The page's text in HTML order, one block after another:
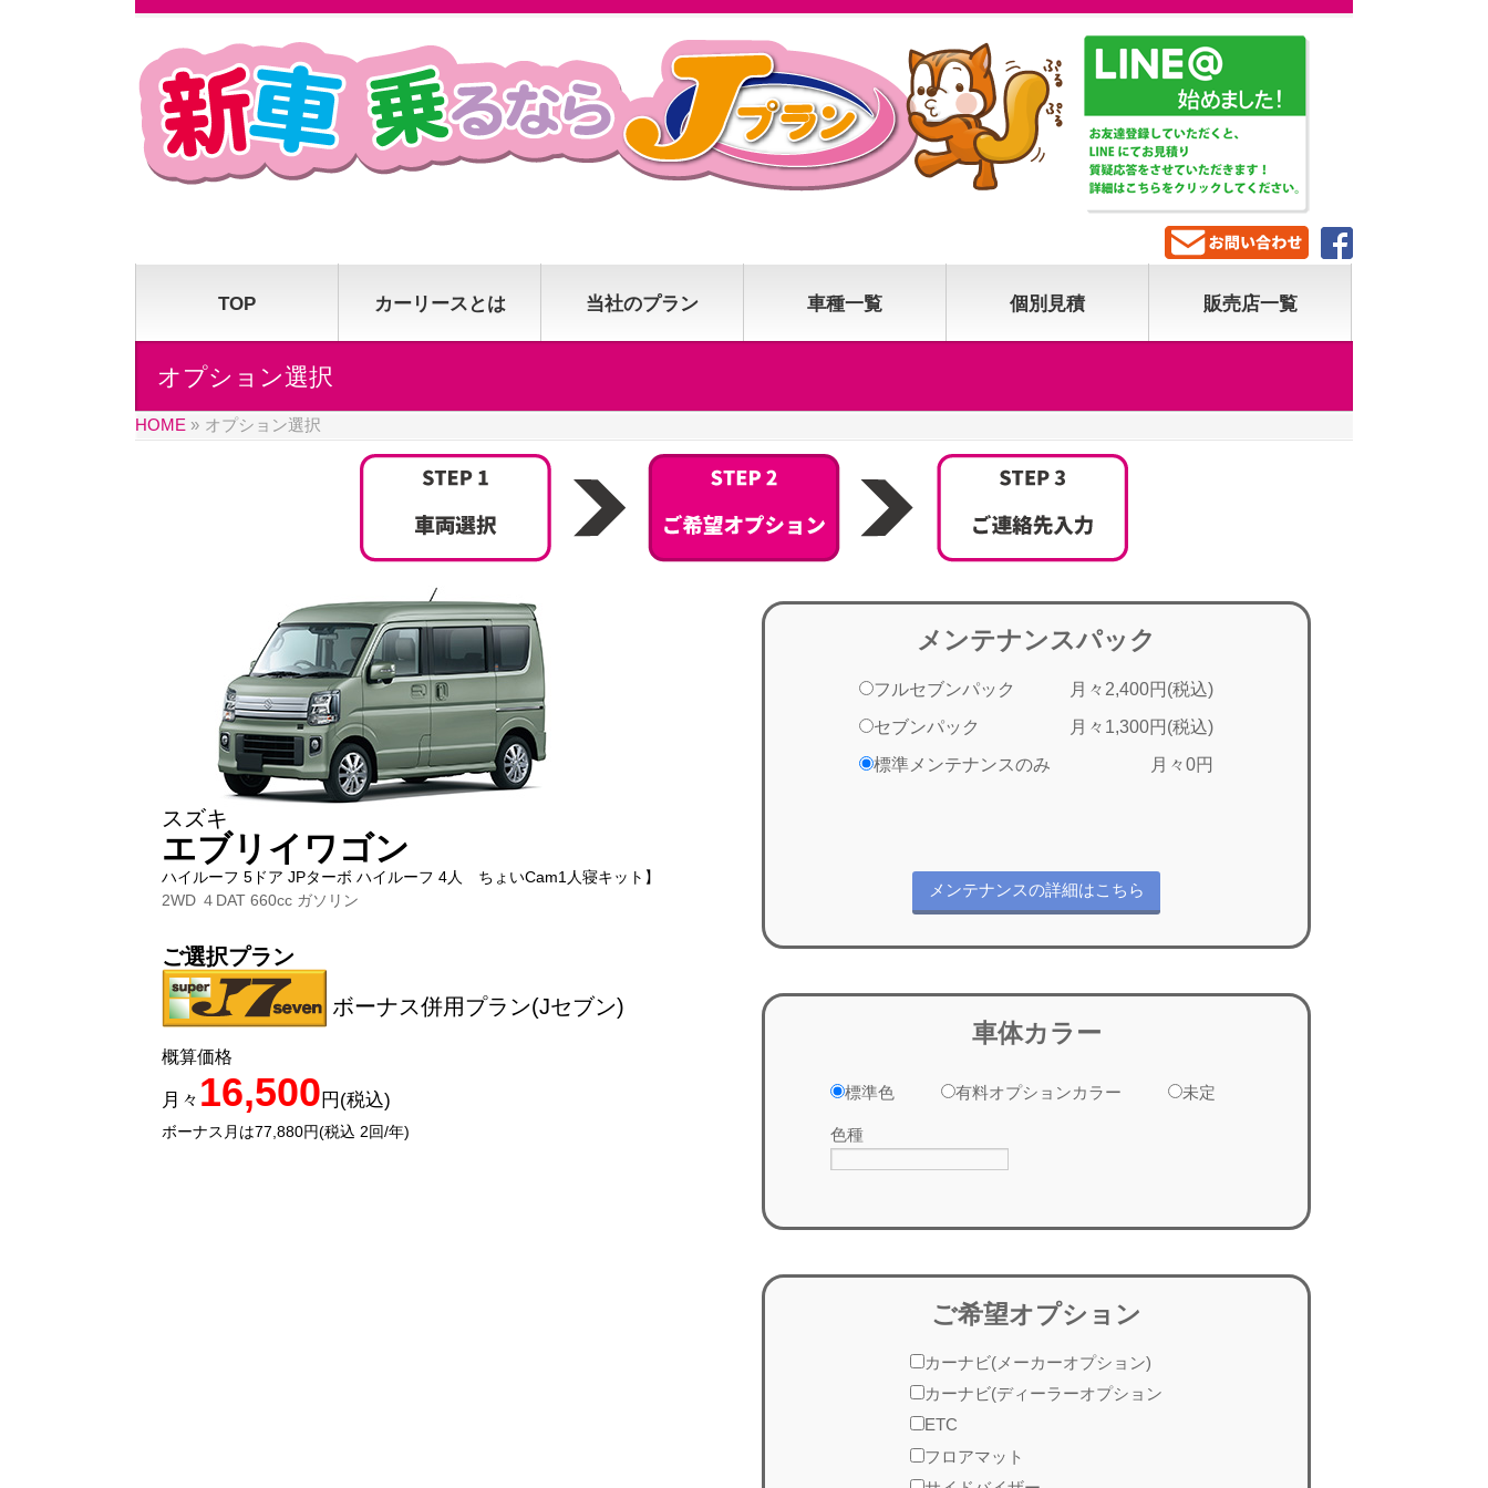
TOP カーリースとは 当社のプラン 車種一覧 個別見積 販売店一覧
オプション選択
HOME » オプション選択
スズキ
エブリイワゴン
ハイルーフ 5ドア JPターボ ハイルーフ 4人 ちょいCam1人寝キット】
2WD ４DAT 660cc ガソリン
ご選択プラン
ボーナス併用プラン(Jセブン)
概算価格
月々 16,500 円(税込)
ボーナス月は77,880円(税込 2回/年)
メンテナンスパック
フルセブンパック
月々2,400円(税込)
セブンパック
月々1,300円(税込)
標準メンテナンスのみ
月々0円
メンテナンスの詳細はこちら
車体カラー
標準色 有料オプションカラー 未定
色種
ご希望オプション
カーナビ(メーカーオプション)
カーナビ(ディーラーオプション
ETC
フロアマット